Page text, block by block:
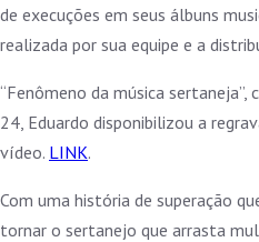
de execuções em seus álbuns
realizada por sua equipe e a
“Fenômeno da música
24, Eduardo disponibilizou a
vídeo. LINK.
Com uma história de superação
tornar o sertanejo que arrasta